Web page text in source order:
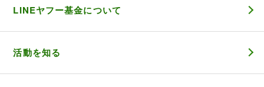
LINEヤフー基金について
活動を知る